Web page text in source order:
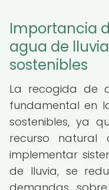
Importancia
agua de
sostenibles
La recogida de
fundamental en
sostenibles, ya
recurso natural
implementar
de lluvia, se